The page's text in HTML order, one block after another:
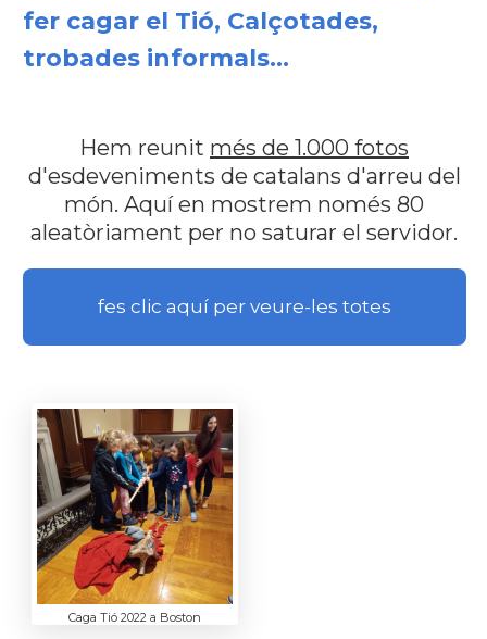
fer cagar el Tió, Calçotades,
trobades informals...
Hem reunit més de 1.000 fotos
d'esdeveniments de catalans d'arreu del
món. Aquí en mostrem només 80
aleatòriament per no saturar el servidor.
fes clic aquí per veure-les totes
Caga Tió 2022 a Boston